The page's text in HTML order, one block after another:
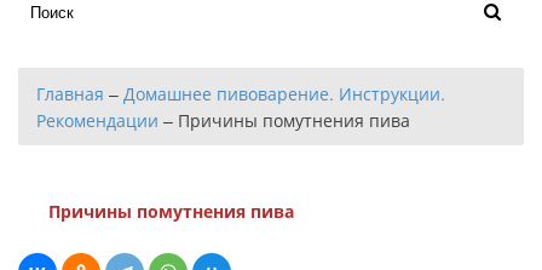
Главная – Домашнее пивоварение. Инструкции.
Рекомендации – Причины помутнения пива
Причины помутнения пива